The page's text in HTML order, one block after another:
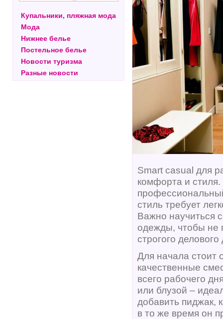
Купальники, пляжная мода
Мода
Нижнее белье
Постельное белье
Новости туризма
Разные новости
Smart casual для
комфорта и
стиль требует
Важно научиться
одежды, чтобы не
строгого
Для начала стоит
качественные
всего рабочего
или блузой –
добавить пиджак,
в то же время он